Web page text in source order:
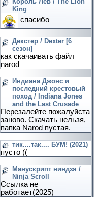
King
спасибо
Декстер / Dexter [6
сезон]
как скачаивать файл
narod
Индиана Джонс и
последний крестовый
поход / Indiana Jones
and the Last Crusade
Перезалейте пожалуйста
заново. Скачать нельзя,
папка Narod пустая.
тик....так.... БУМ! (2021)
пусто ((
Манускрипт ниндзя /
Ninja Scroll
Ссылка не
работает(2025)